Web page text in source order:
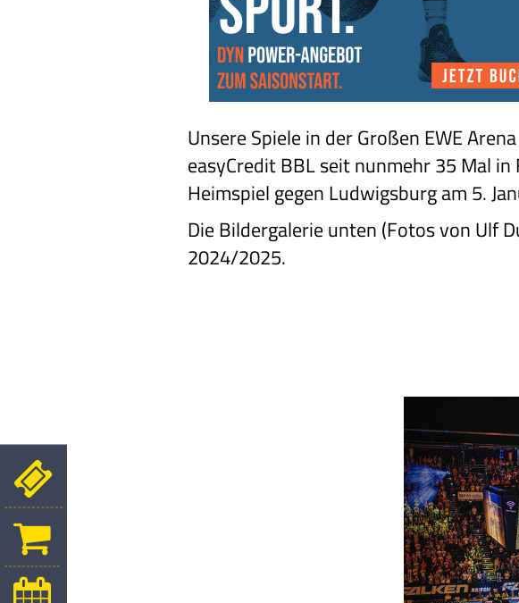
Unsere Spiele in der Großen EWE
easyCredit BBL seit nunmehr 35 Mal
Heimspiel gegen Ludwigsburg am 5.
Die Bildergalerie unten (Fotos von Ulf
2024/2025.